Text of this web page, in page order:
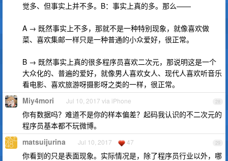
觉多、但事实上并不多。B：事实上真的多。那么——
A → 既然事实上不多，那就不是一种特别现象，就像喜欢做
菜、喜欢集邮一样只是一种普通的小众爱好，很正常。
B → 既然事实上真的很多程序员喜欢二次元，那说明这是一个
大众化的、普遍的爱好，就像男人喜欢女人、现代人喜欢听音乐
看电影、喜欢旅游呀摄影呀之类的一样，很正常。
28
Miy4mori Jul 10, 2017 via iPhone
你有数据吗？难道不是你的样本偏差？起码我认识的不二次元的
程序员基本都不玩微博。
29
matsuijurina Jul 10, 2017 47
你看到的只是表面现象。实际情况是，除了程序员行业以外，哪